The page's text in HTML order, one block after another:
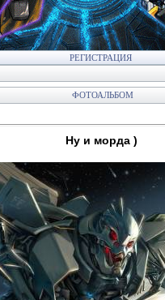
РЕГИСТРАЦИЯ
ФОТОАЛЬБОМ
Ну и морда )